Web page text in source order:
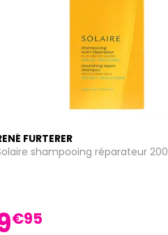
FURTERER
shampooing réparateur
€95